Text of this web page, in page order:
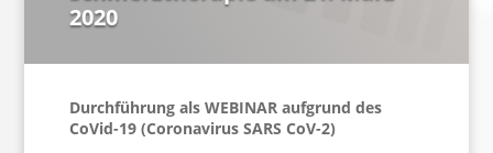
2020
Durchführung als WEBINAR aufgrund des
CoVid-19 (Coronavirus SARS CoV-2)